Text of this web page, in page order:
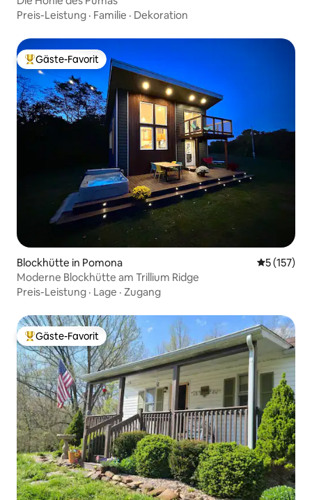
Preis-Leistung · Familie · Dekoration
Beliebter Gäste-Favorit.
Gäste-Favorit
Blockhütte in Pomona
5 (157)
Moderne Blockhütte am Trillium Ridge
Preis-Leistung · Lage · Zugang
Beliebter Gäste-Favorit.
Gäste-Favorit